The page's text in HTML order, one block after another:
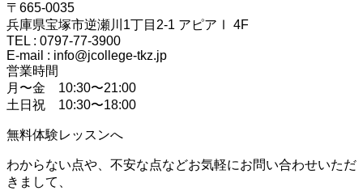
〒665-0035
兵庫県宝塚市逆瀬川1丁目2-1 アピアⅠ 4F
TEL : 0797-77-3900
E-mail : info@jcollege-tkz.jp
営業時間
月〜金 10:30〜21:00
土日祝 10:30〜18:00
無料体験レッスンへ
わからない点や、不安な点などお気軽にお問い合わせいただ
きまして、